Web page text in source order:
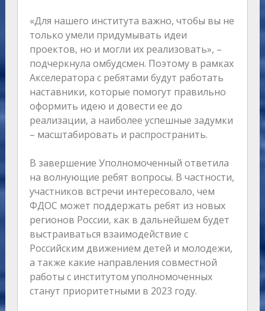
«Для нашего института важно, чтобы вы не
только умели придумывать идеи
проектов, но и могли их реализовать», –
подчеркнула омбудсмен. Поэтому в рамках
Акселератора с ребятами будут работать
наставники, которые помогут правильно
оформить идею и довести ее до
реализации, а наиболее успешные задумки
– масштабировать и распространить.
В завершение Уполномоченный ответила
на волнующие ребят вопросы. В частности,
участников встречи интересовало, чем
ФДОС может поддержать ребят из новых
регионов России, как в дальнейшем будет
выстраиваться взаимодействие с
Российским движением детей и молодежи,
а также какие направления совместной
работы с институтом уполномоченных
станут приоритетными в 2023 году.